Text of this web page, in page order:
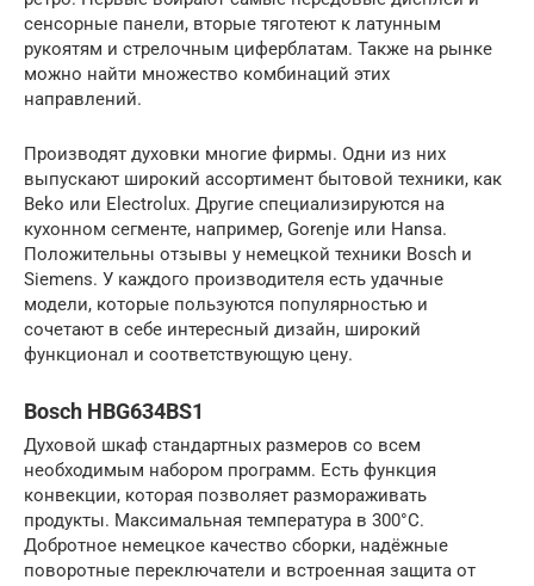
сенсорные панели, вторые тяготеют к латунным
рукоятям и стрелочным циферблатам. Также на рынке
можно найти множество комбинаций этих
направлений.
Производят духовки многие фирмы. Одни из них
выпускают широкий ассортимент бытовой техники, как
Beko или Electrolux. Другие специализируются на
кухонном сегменте, например, Gorenje или Hansa.
Положительны отзывы у немецкой техники Bosch и
Siemens. У каждого производителя есть удачные
модели, которые пользуются популярностью и
сочетают в себе интересный дизайн, широкий
функционал и соответствующую цену.
Bosch HBG634BS1
Духовой шкаф стандартных размеров со всем
необходимым набором программ. Есть функция
конвекции, которая позволяет размораживать
продукты. Максимальная температура в 300°C.
Добротное немецкое качество сборки, надёжные
поворотные переключатели и встроенная защита от